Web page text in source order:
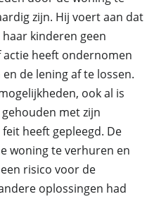
zijn. Hij voert aan dat
kinderen geen
heeft ondernomen
de lening af te lossen.
ook al is
met zijn
heeft gepleegd. De
woning te verhuren en
risico voor de
oplossingen had